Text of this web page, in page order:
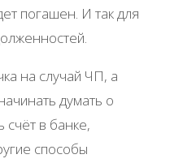
погашен. И так для
на случай ЧП, а
думать о
счёт в банке,
способы